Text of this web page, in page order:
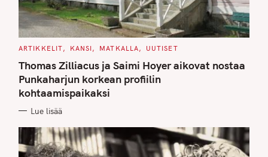
C
T
E
G
O
R
I
S
ARTIKKELIT KANSI MATKALLA UUTISET
Thomas Zilliacus ja Saimi Hoyer aikovat nostaa
Punkaharjun korkean profiilin
kohtaamispaikaksi
Lue lisää